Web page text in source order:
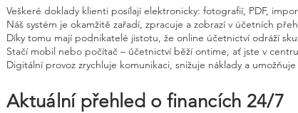
Veškeré doklady klienti posílají elektronicky: fotografií, PDF,
Náš systém je okamžitě zařadí, zpracuje a zobrazí v účetních
Díky tomu mají podnikatelé jistotu, že online účetnictví odráží
Stačí mobil nebo počítač – účetnictví běží ontime, ať jste v
Digitální provoz zrychluje komunikaci, snižuje náklady a
Aktuální přehled o financích 24/7